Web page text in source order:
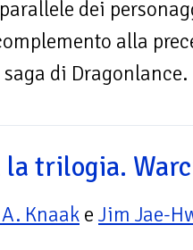
dei
alla
di Dragonlance.
la trilogia.
Knaak e Jim Jae-